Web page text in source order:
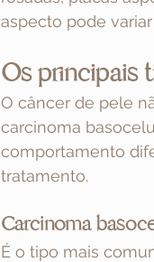
aspecto pode
Os principais
O câncer de pele
carcinoma
comportamento
tratamento.
Carcinoma
É o tipo mais